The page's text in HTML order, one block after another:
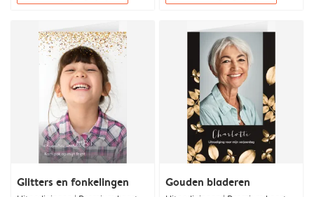
Glitters en fonkelingen Gouden bladeren